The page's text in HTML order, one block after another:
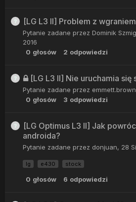
[LG L3 II] Problem z
Pytanie zadane przez Dominik
2016
0 głosów 2 odpowiedzi
[LG L3 II] Nie uruchamia się
Pytanie zadane przez emmett.brown
0 głosów 3 odpowiedzi
[LG Optimus L3 II] Jak
androida?
Pytanie zadane przez donjuan, 28
lg e430 stock
0 głosów 6 odpowiedzi